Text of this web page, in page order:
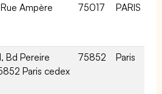
Ampère 75017 PARIS
Bd Pereire
Paris cedex
75852 Paris